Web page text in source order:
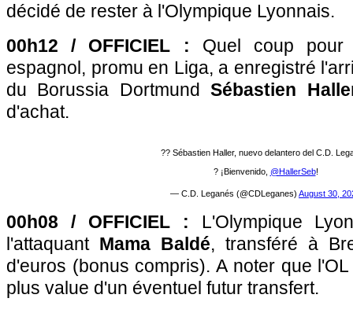
décidé de rester à l'Olympique Lyonnais.
00h12 / OFFICIEL : Quel coup
espagnol, promu en Liga, a enregistré
du Borussia DortmundSébastien
d'achat.
?? Sébastien Haller, nuevo delantero del C.D.
? ¡Bienvenido, @HallerSeb!
— C.D. Leganés (@CDLeganes) August 30,
00h08 / OFFICIEL : L'Olympique
l'attaquant Mama Baldé, transféré à
d'euros (bonus compris). A noter que
plus value d'un éventuel futur transfert.